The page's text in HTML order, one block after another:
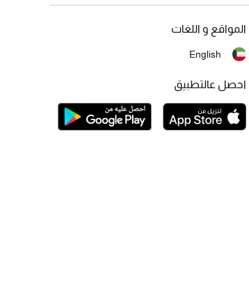
المواقع و اللغات
English
احصل عالتطبيق